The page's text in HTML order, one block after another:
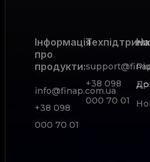
Інформація
про
продукти:
info@finap.com.ua
+38 098
000 70 01
+38 098
000 70 01